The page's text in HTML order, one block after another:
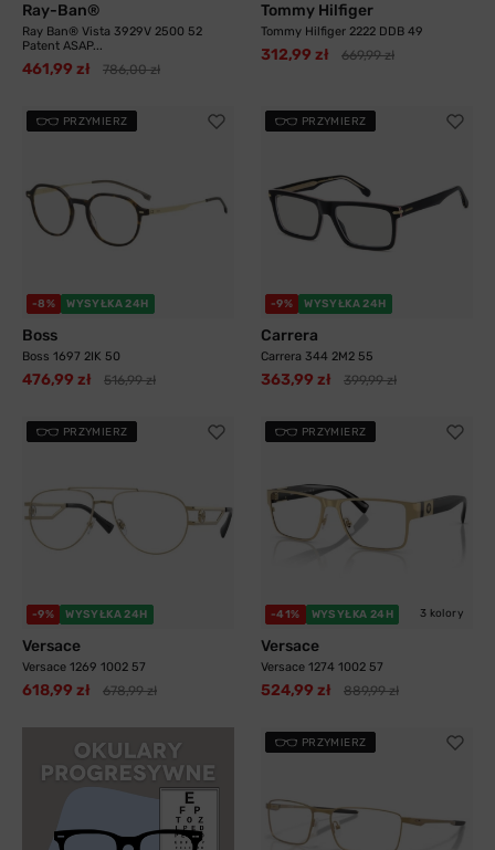
Ray-Ban®
Ray Ban® Vista 3929V 2500 52
Patent ASAP...
461,99 zł 786,00 zł
Tommy Hilfiger
Tommy Hilfiger 2222 DDB 49
312,99 zł 669,99 zł
PRZYMIERZ
-8% WYSYŁKA 24H
Boss
Boss 1697 2IK 50
476,99 zł 516,99 zł
PRZYMIERZ
-9% WYSYŁKA 24H
Carrera
Carrera 344 2M2 55
363,99 zł 399,99 zł
PRZYMIERZ
-9% WYSYŁKA 24H
Versace
Versace 1269 1002 57
618,99 zł 678,99 zł
PRZYMIERZ
-41% WYSYŁKA 24H 3 kolory
Versace
Versace 1274 1002 57
524,99 zł 889,99 zł
PRZYMIERZ